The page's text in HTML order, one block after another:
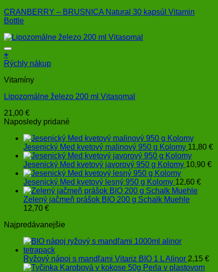
CRANBERRY – BRUSNICA Natural 30 kapsúl Vitamin
Bottle
+
Rýchly nákup
Vitamíny
Lipozomálne železo 200 ml Vitasomal
21,00 €
Naposledy pridané
Jesenický Med kvetový malinový 950 g Kolomy 11,80 €
Jesenický Med kvetový javorový 950 g Kolomy 10,90 €
Jesenický Med kvetový lesný 950 g Kolomy 12,60 €
Zelený jačmeň prášok BIO 200 g Schalk Muehle
12,70 €
Najpredávanejšie
Ryžový nápoj s mandľami Vitariz BIO 1 L Alinor 2,15 €